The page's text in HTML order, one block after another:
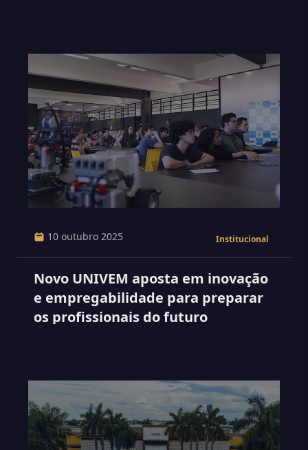
10 outubro 2025 Institucional
Novo UNIVEM aposta em inovação
e empregabilidade para preparar
os profissionais do futuro